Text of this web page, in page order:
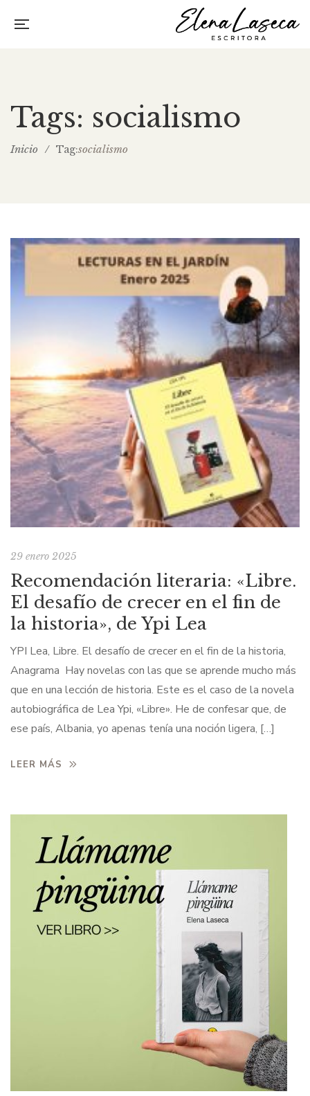
Tags: socialismo
Inicio / Tag:socialismo
29 enero 2025
Recomendación literaria: «Libre.
El desafío de crecer en el fin de
la historia», de Ypi Lea
YPI Lea, Libre. El desafío de crecer en el fin de la historia,
Anagrama Hay novelas con las que se aprende mucho más
que en una lección de historia. Este es el caso de la novela
autobiográfica de Lea Ypi, «Libre». He de confesar que, de
ese país, Albania, yo apenas tenía una noción ligera, […]
LEER MÁS